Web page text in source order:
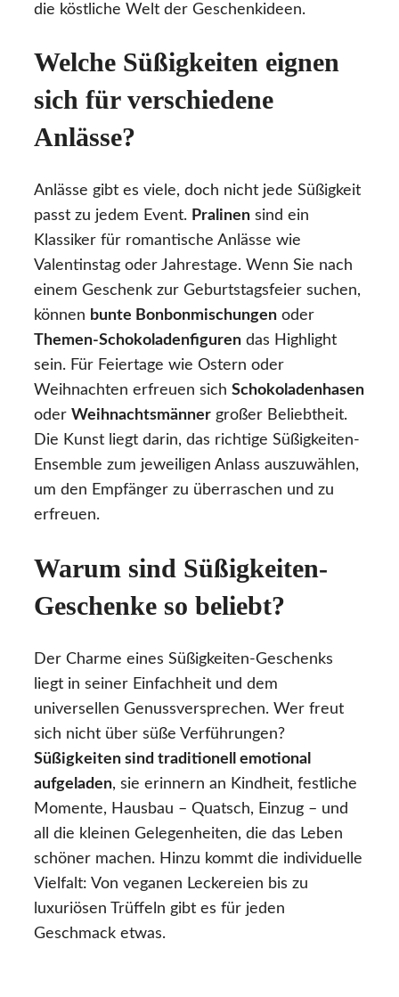
die köstliche Welt der Geschenkideen.
Welche Süßigkeiten eignen
sich für verschiedene
Anlässe?
Anlässe gibt es viele, doch nicht jede Süßigkeit
passt zu jedem Event. Pralinen sind ein
Klassiker für romantische Anlässe wie
Valentinstag oder Jahrestage. Wenn Sie nach
einem Geschenk zur Geburtstagsfeier suchen,
können bunte Bonbonmischungen oder
Themen-Schokoladenfiguren das Highlight
sein. Für Feiertage wie Ostern oder
Weihnachten erfreuen sich Schokoladenhasen
oder Weihnachtsmänner großer Beliebtheit.
Die Kunst liegt darin, das richtige Süßigkeiten-
Ensemble zum jeweiligen Anlass auszuwählen,
um den Empfänger zu überraschen und zu
erfreuen.
Warum sind Süßigkeiten-
Geschenke so beliebt?
Der Charme eines Süßigkeiten-Geschenks
liegt in seiner Einfachheit und dem
universellen Genussversprechen. Wer freut
sich nicht über süße Verführungen?
Süßigkeiten sind traditionell emotional
aufgeladen, sie erinnern an Kindheit, festliche
Momente, Hausbau – Quatsch, Einzug – und
all die kleinen Gelegenheiten, die das Leben
schöner machen. Hinzu kommt die individuelle
Vielfalt: Von veganen Leckereien bis zu
luxuriösen Trüffeln gibt es für jeden
Geschmack etwas.